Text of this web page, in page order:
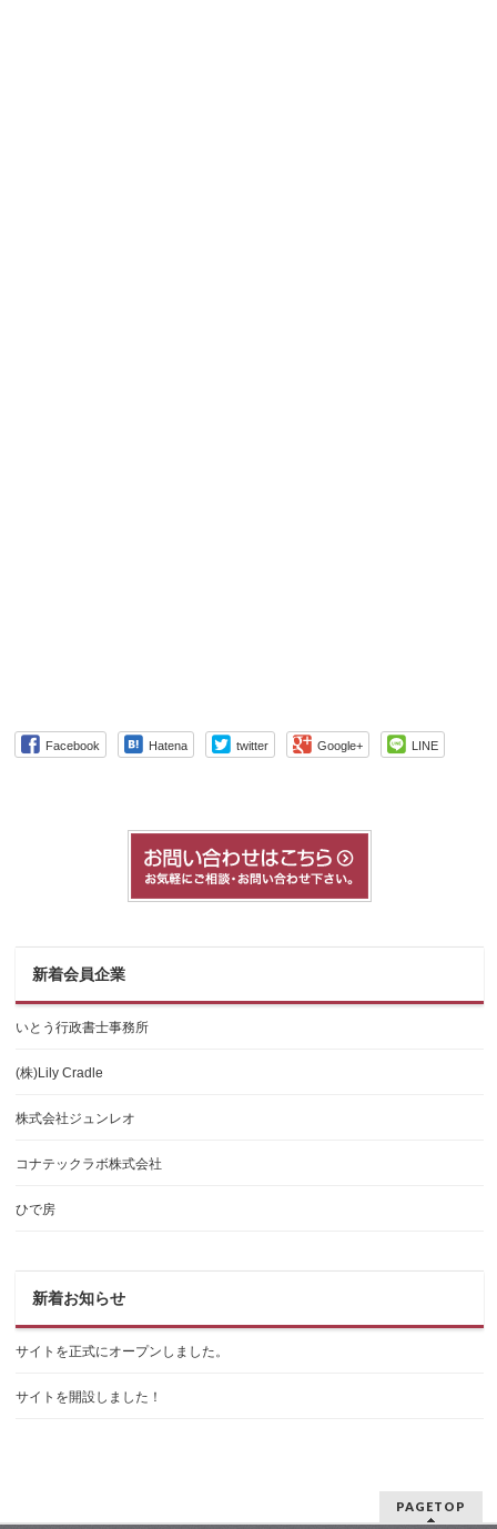
Facebook Hatena twitter Google+ LINE
新着会員企業
いとう行政書士事務所
(株)Lily Cradle
株式会社ジュンレオ
コナテックラボ株式会社
ひで房
新着お知らせ
サイトを正式にオープンしました。
サイトを開設しました！
PAGETOP